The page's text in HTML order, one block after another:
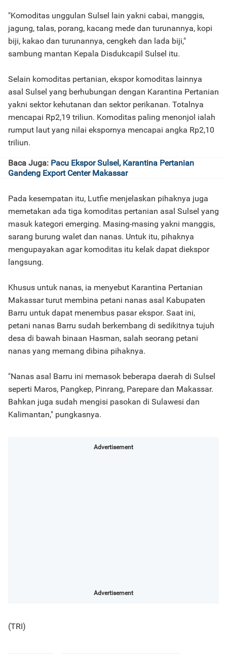
"Komoditas unggulan Sulsel lain yakni cabai, manggis,
jagung, talas, porang, kacang mede dan turunannya, kopi
biji, kakao dan turunannya, cengkeh dan lada biji,"
sambung mantan Kepala Disdukcapil Sulsel itu.
Selain komoditas pertanian, ekspor komoditas lainnya
asal Sulsel yang berhubungan dengan Karantina Pertanian
yakni sektor kehutanan dan sektor perikanan. Totalnya
mencapai Rp2,19 triliun. Komoditas paling menonjol ialah
rumput laut yang nilai ekspornya mencapai angka Rp2,10
triliun.
Baca Juga: Pacu Ekspor Sulsel, Karantina Pertanian
Gandeng Export Center Makassar
Pada kesempatan itu, Lutfie menjelaskan pihaknya juga
memetakan ada tiga komoditas pertanian asal Sulsel yang
masuk kategori emerging. Masing-masing yakni manggis,
sarang burung walet dan nanas. Untuk itu, pihaknya
mengupayakan agar komoditas itu kelak dapat diekspor
langsung.
Khusus untuk nanas, ia menyebut Karantina Pertanian
Makassar turut membina petani nanas asal Kabupaten
Barru untuk dapat menembus pasar ekspor. Saat ini,
petani nanas Barru sudah berkembang di sedikitnya tujuh
desa di bawah binaan Hasman, salah seorang petani
nanas yang memang dibina pihaknya.
"Nanas asal Barru ini memasok beberapa daerah di Sulsel
seperti Maros, Pangkep, Pinrang, Parepare dan Makassar.
Bahkan juga sudah mengisi pasokan di Sulawesi dan
Kalimantan," pungkasnya.
Advertisement
Advertisement
(TRI)